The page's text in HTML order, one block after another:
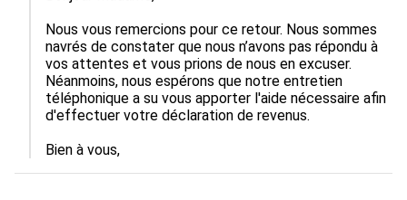
Nous vous remercions pour ce retour. Nous sommes
navrés de constater que nous n’avons pas répondu à
vos attentes et vous prions de nous en excuser.
Néanmoins, nous espérons que notre entretien
téléphonique a su vous apporter l'aide nécessaire afin
d'effectuer votre déclaration de revenus.
Bien à vous,